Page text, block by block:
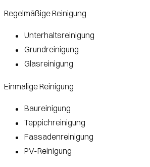
Regelmäßige Reinigung
Unterhaltsreinigung
Unterhaltsreinigung
Grundreinigung
Grundreinigung
Glasreinigung
Einmalige Reinigung
Baureinigung
Baureinigung
Teppichreinigung
Teppichreinigung
Fassadenreinigung
Fassadenreinigung
PV-Reinigung